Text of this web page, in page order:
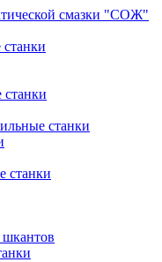
смазки "СОЖ"
станки
станки
шкантов